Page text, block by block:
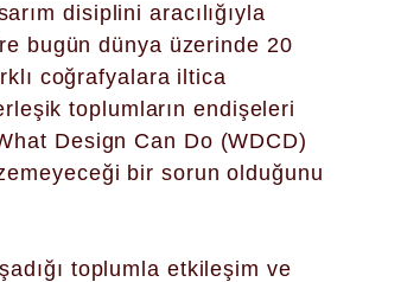
disiplini aracılığıyla
bugün dünya üzerinde 20
coğrafyalara iltica
toplumların endişeleri
Design Can Do (WDCD)
bir sorun olduğunu
toplumla etkileşim ve